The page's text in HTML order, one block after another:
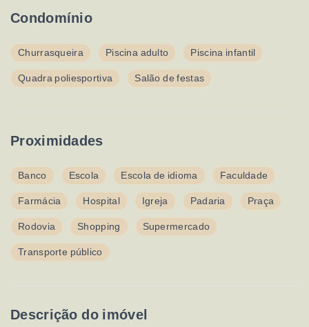
Condomínio
Churrasqueira Piscina adulto Piscina infantil
Quadra poliesportiva Salão de festas
Proximidades
Banco Escola Escola de idioma Faculdade
Farmácia Hospital Igreja Padaria Praça
Rodovia Shopping Supermercado
Transporte público
Descrição do imóvel